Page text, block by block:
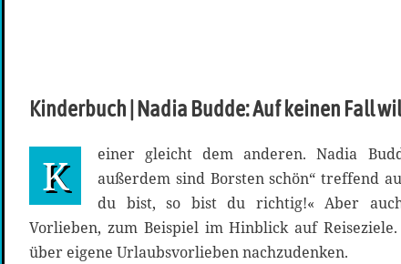
Kinderbuch | Nadia Budde: Auf keinen Fall
K
einer gleicht dem anderen. Nadia
außerdem sind Borsten schön“ treffend
du bist, so bist du richtig!« Aber
Vorlieben, zum Beispiel im Hinblick auf Reiseziele.
über eigene Urlaubsvorlieben nachzudenken.